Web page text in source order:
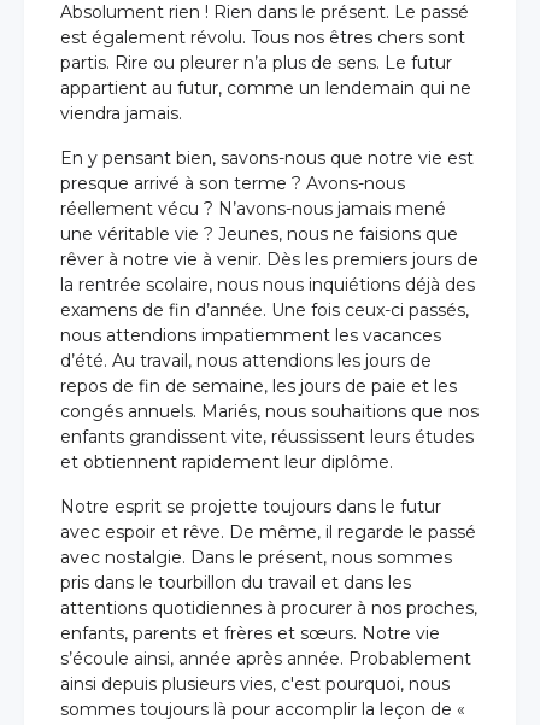
Absolument rien ! Rien dans le présent. Le passé
est également révolu. Tous nos êtres chers sont
partis. Rire ou pleurer n’a plus de sens. Le futur
appartient au futur, comme un lendemain qui ne
viendra jamais.
En y pensant bien, savons-nous que notre vie est
presque arrivé à son terme ? Avons-nous
réellement vécu ? N’avons-nous jamais mené
une véritable vie ? Jeunes, nous ne faisions que
rêver à notre vie à venir. Dès les premiers jours de
la rentrée scolaire, nous nous inquiétions déjà des
examens de fin d’année. Une fois ceux-ci passés,
nous attendions impatiemment les vacances
d’été. Au travail, nous attendions les jours de
repos de fin de semaine, les jours de paie et les
congés annuels. Mariés, nous souhaitions que nos
enfants grandissent vite, réussissent leurs études
et obtiennent rapidement leur diplôme.
Notre esprit se projette toujours dans le futur
avec espoir et rêve. De même, il regarde le passé
avec nostalgie. Dans le présent, nous sommes
pris dans le tourbillon du travail et dans les
attentions quotidiennes à procurer à nos proches,
enfants, parents et frères et sœurs. Notre vie
s’écoule ainsi, année après année. Probablement
ainsi depuis plusieurs vies, c'est pourquoi, nous
sommes toujours là pour accomplir la leçon de «